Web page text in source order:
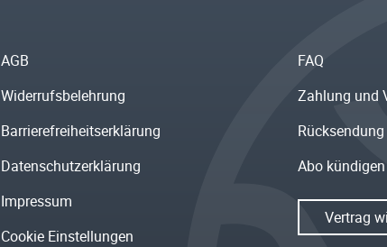
AGB
Widerrufsbelehrung
Barrierefreiheitserklärung
Datenschutzerklärung
Impressum
Cookie Einstellungen
FAQ
Zahlung und
Rücksendung
Abo kündigen
Vertrag